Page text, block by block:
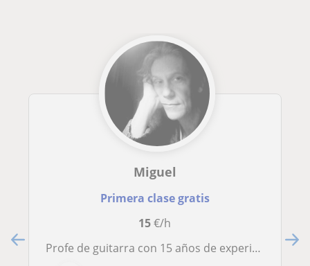
Miguel
Primera clase gratis
15€/h
Profe de guitarra con 15 años de experiencia